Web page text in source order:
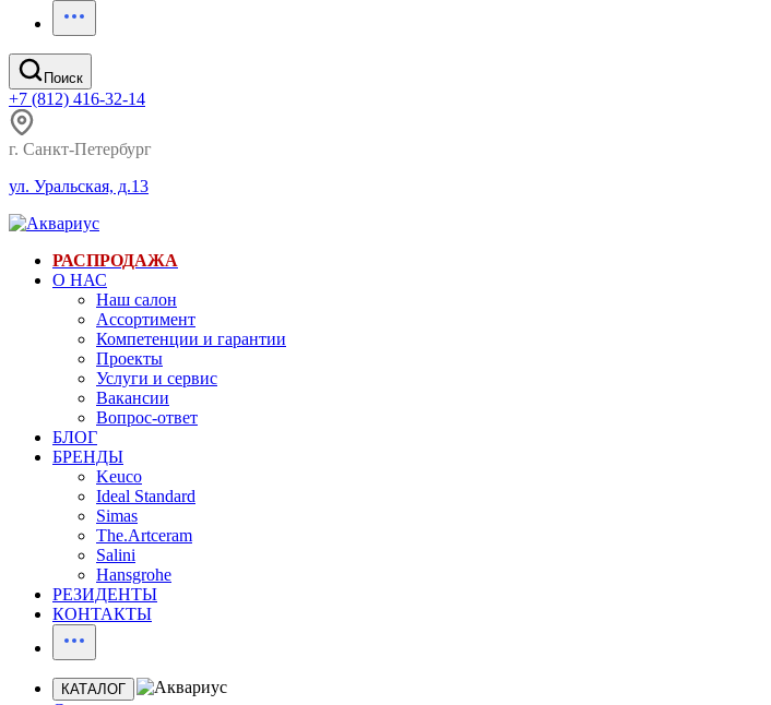
Поиск
+7 (812) 416-32-14
г. Санкт-Петербург
ул. Уральская, д.13
РАСПРОДАЖА
О НАС
Наш салон
Ассортимент
Компетенции и гарантии
Проекты
Услуги и сервис
Вакансии
Вопрос-ответ
БЛОГ
БРЕНДЫ
Keuco
Ideal Standard
Simas
The.Artceram
Salini
Hansgrohe
РЕЗИДЕНТЫ
КОНТАКТЫ
КАТАЛОГ